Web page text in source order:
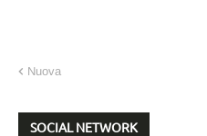
Nuova
SOCIAL NETWORK